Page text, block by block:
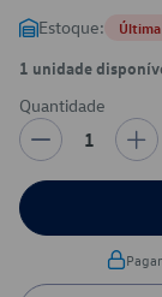
Estoque:
1 unidade
Quantidade
1